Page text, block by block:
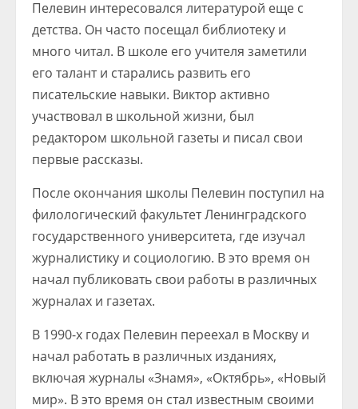
Пелевин интересовался литературой еще с
детства. Он часто посещал библиотеку и
много читал. В школе его учителя заметили
его талант и старались развить его
писательские навыки. Виктор активно
участвовал в школьной жизни, был
редактором школьной газеты и писал свои
первые рассказы.
После окончания школы Пелевин поступил на
филологический факультет Ленинградского
государственного университета, где изучал
журналистику и социологию. В это время он
начал публиковать свои работы в различных
журналах и газетах.
В 1990-х годах Пелевин переехал в Москву и
начал работать в различных изданиях,
включая журналы «Знамя», «Октябрь», «Новый
мир». В это время он стал известным своими